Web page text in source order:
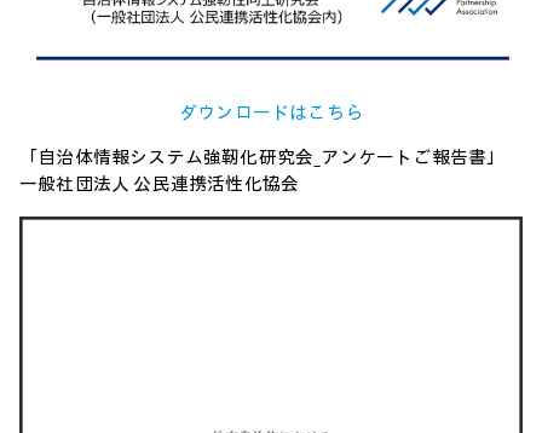
ダウンロードはこちら
「自治体情報システム強靭化研究会_アンケートご報告書」
一般社団法人 公民連携活性化協会